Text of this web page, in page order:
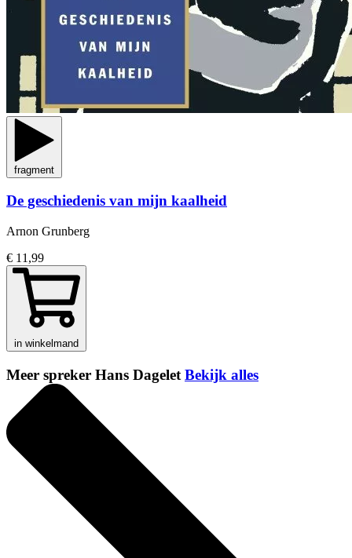
fragment
De geschiedenis van mijn kaalheid
Arnon Grunberg
€ 11,99
in winkelmand
Meer spreker Hans Dagelet Bekijk alles